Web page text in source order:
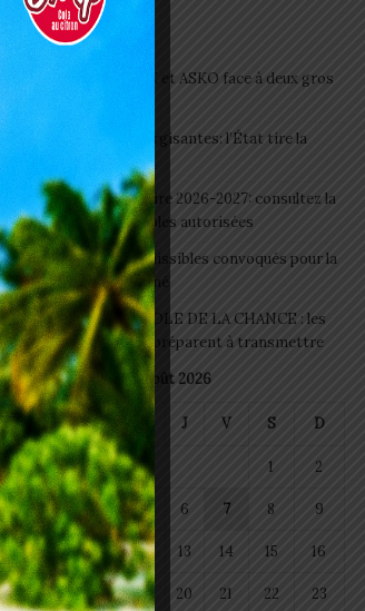
Articles récents
Interclubs CAF: ASCK et ASKO face à deux gros
Togo/ Boissons énergisantes: l’État tire la
sonnette d’alarme
Togo/ Rentrée scolaire 2026-2027: consultez la
liste officielle des écoles autorisées
ESSAL 2026 : les admissibles convoqués pour la
visite médicale à Lomé
SWEDD+ Togo / ECOLE DE LA CHANCE : les
maitres-artisans se préparent à transmettre
août 2026
L M J V S D
1 2
3 4 5 6 7 8 9
10 11 12 13 14 15 16
17 18 19 20 21 22 23